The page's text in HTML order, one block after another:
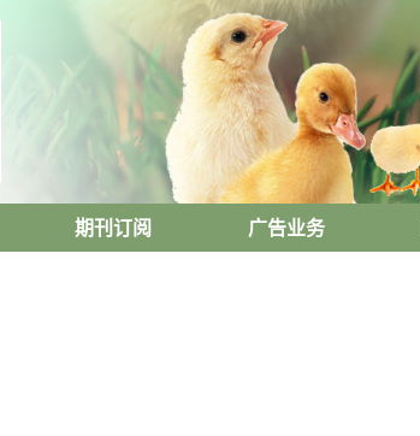
期刊订阅 广告业务